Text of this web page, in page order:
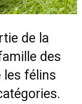
de la
des
félins